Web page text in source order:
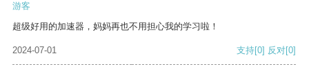
游客
超级好用的加速器，妈妈再也不用担心我的学习啦！
2024-07-01 支持[0] 反对[0]